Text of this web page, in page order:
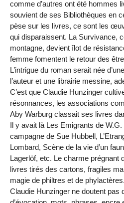
comme d’autres ont été hommes
souvient de ses Bibliothèques en
pèse sur les livres, ce sont les
qui disparaissent. La Survivance,
montagne, devient îlot de
femme fomentent le retour des
L’intrigue du roman serait née
l’auteur et une librairie messine,
C’est que Claudie Hunzinger
résonnances, les associations
Aby Warburg classait ses livres
Il y avait là Les Emigrants de
campagne de Sue Hubbell,
Lombard, Scène de la vie d’un
Lagerlöf, etc. Le charme prégnant
livres tirés des cartons, fragiles
magie de philtres et de
Claudie Hunzinger ne doutent pas